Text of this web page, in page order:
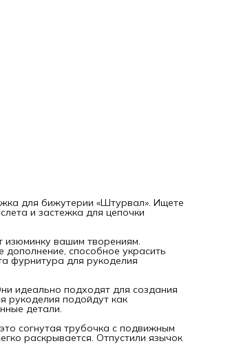
для бижутерии «Штурвал». Ищете
и застежка для цепочки
вашим творениям.
способное украсить
фурнитура для рукоделия
идеально подходят для создания
рукоделия подойдут как
детали.
согнутая трубочка с подвижным
раскрывается. Отпустили язычок